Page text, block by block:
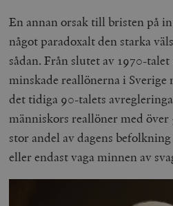
En annan orsak till bristen på
något paradoxalt den starka
sådan. Från slutet av 1970-
minskade reallönerna i
det tidiga 90-talets
människors reallöner med över
stor andel av dagens
eller endast vaga minnen av